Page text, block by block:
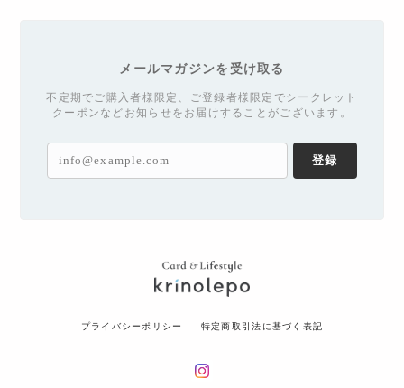
メールマガジンを受け取る
不定期でご購入者様限定、ご登録者様限定でシークレット
クーポンなどお知らせをお届けすることがございます。
登録
プライバシーポリシー 特定商取引法に基づく表記